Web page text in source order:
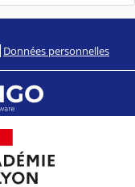
Données personnelles